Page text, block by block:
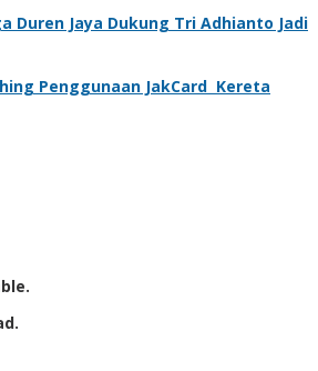
Duren Jaya Dukung Tri Adhianto Jadi
Penggunaan JakCard Kereta